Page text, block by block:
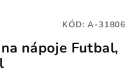
nápoje Futbal,
KÓD:A-31806